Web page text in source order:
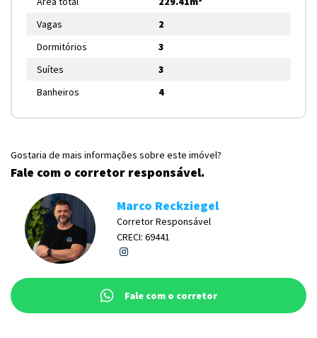
Vagas
2
Dormitórios
3
Suítes
3
Banheiros
4
Gostaria de mais informações sobre este imóvel?
Fale com o corretor responsável.
Marco Reckziegel
Corretor Responsável
CRECI: 69441
Fale com o corretor